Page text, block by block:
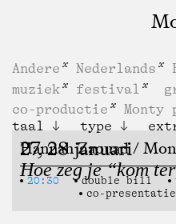
Andere Nederlands
muziek
festival
co-productie
Monty
taal
type
27, 28 januari
Hoe zeg je “kom
Hannah Zaouad /
20:30 double bill
co-presentatie